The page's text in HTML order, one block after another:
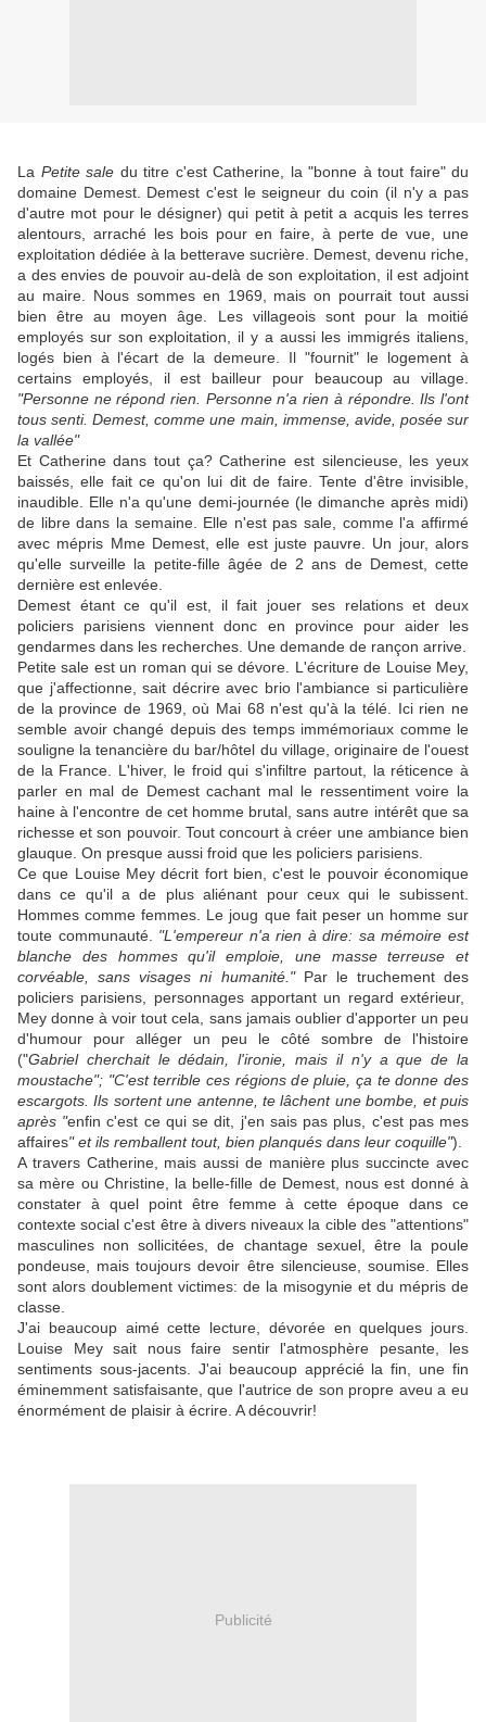
La Petite sale du titre c'est Catherine, la "bonne à tout faire" du
domaine Demest. Demest c'est le seigneur du coin (il n'y a pas
d'autre mot pour le désigner) qui petit à petit a acquis les terres
alentours, arraché les bois pour en faire, à perte de vue, une
exploitation dédiée à la betterave sucrière. Demest, devenu riche,
a des envies de pouvoir au-delà de son exploitation, il est adjoint
au maire. Nous sommes en 1969, mais on pourrait tout aussi
bien être au moyen âge. Les villageois sont pour la moitié
employés sur son exploitation, il y a aussi les immigrés italiens,
logés bien à l'écart de la demeure. Il "fournit" le logement à
certains employés, il est bailleur pour beaucoup au village.
"Personne ne répond rien. Personne n'a rien à répondre. Ils l'ont
tous senti. Demest, comme une main, immense, avide, posée sur
la vallée"
Et Catherine dans tout ça? Catherine est silencieuse, les yeux
baissés, elle fait ce qu'on lui dit de faire. Tente d'être invisible,
inaudible. Elle n'a qu'une demi-journée (le dimanche après midi)
de libre dans la semaine. Elle n'est pas sale, comme l'a affirmé
avec mépris Mme Demest, elle est juste pauvre. Un jour, alors
qu'elle surveille la petite-fille âgée de 2 ans de Demest, cette
dernière est enlevée.
Demest étant ce qu'il est, il fait jouer ses relations et deux
policiers parisiens viennent donc en province pour aider les
gendarmes dans les recherches. Une demande de rançon arrive.
Petite sale est un roman qui se dévore. L'écriture de Louise Mey,
que j'affectionne, sait décrire avec brio l'ambiance si particulière
de la province de 1969, où Mai 68 n'est qu'à la télé. Ici rien ne
semble avoir changé depuis des temps immémoriaux comme le
souligne la tenancière du bar/hôtel du village, originaire de l'ouest
de la France. L'hiver, le froid qui s'infiltre partout, la réticence à
parler en mal de Demest cachant mal le ressentiment voire la
haine à l'encontre de cet homme brutal, sans autre intérêt que sa
richesse et son pouvoir. Tout concourt à créer une ambiance bien
glauque. On presque aussi froid que les policiers parisiens.
Ce que Louise Mey décrit fort bien, c'est le pouvoir économique
dans ce qu'il a de plus aliénant pour ceux qui le subissent.
Hommes comme femmes. Le joug que fait peser un homme sur
toute communauté. "L'empereur n'a rien à dire: sa mémoire est
blanche des hommes qu'il emploie, une masse terreuse et
corvéable, sans visages ni humanité."Par le truchement des
policiers parisiens, personnages apportant un regard extérieur,
Mey donne à voir tout cela, sans jamais oublier d'apporter un peu
d'humour pour alléger un peu le côté sombre de l'histoire
("Gabriel cherchait le dédain, l'ironie, mais il n'y a que de la
moustache"; "C'est terrible ces régions de pluie, ça te donne des
escargots. Ils sortent une antenne, te lâchent une bombe, et puis
après "enfin c'est ce qui se dit, j'en sais pas plus, c'est pas mes
affaires" et ils remballent tout, bien planqués dans leur coquille").
A travers Catherine, mais aussi de manière plus succincte avec
sa mère ou Christine, la belle-fille de Demest, nous est donné à
constater à quel point être femme à cette époque dans ce
contexte social c'est être à divers niveaux la cible des "attentions"
masculines non sollicitées, de chantage sexuel, être la poule
pondeuse, mais toujours devoir être silencieuse, soumise. Elles
sont alors doublement victimes: de la misogynie et du mépris de
classe.
J'ai beaucoup aimé cette lecture, dévorée en quelques jours.
Louise Mey sait nous faire sentir l'atmosphère pesante, les
sentiments sous-jacents. J'ai beaucoup apprécié la fin, une fin
éminemment satisfaisante, que l'autrice de son propre aveu a eu
énormément de plaisir à écrire. A découvrir!
Publicité